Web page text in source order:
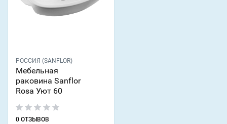
РОССИЯ (SANFLOR)
Мебельная
раковина Sanflor
Rosa Уют 60
0 ОТЗЫВОВ